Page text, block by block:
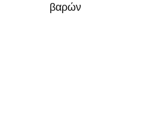
βαρών